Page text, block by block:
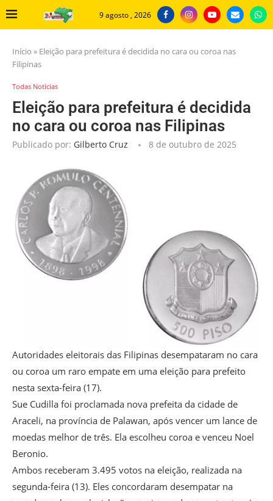
9 agosto , 2026
Início » Eleição para prefeitura é decidida no cara ou coroa nas
Filipinas
Todas Noticias
Eleição para prefeitura é decidida
no cara ou coroa nas Filipinas
Publicado por: Gilberto Cruz 8 de outubro de 2025
Autoridades eleitorais das Filipinas desempataram no cara
ou coroa um raro empate em uma eleição para prefeito
nesta sexta-feira (17).
Sue Cudilla foi proclamada nova prefeita da cidade de
Araceli, na província de Palawan, após vencer um lance de
moedas melhor de três. Ela escolheu coroa e venceu Noel
Beronio.
Ambos receberam 3.495 votos na eleição, realizada na
segunda-feira (13). Eles concordaram desempatar na